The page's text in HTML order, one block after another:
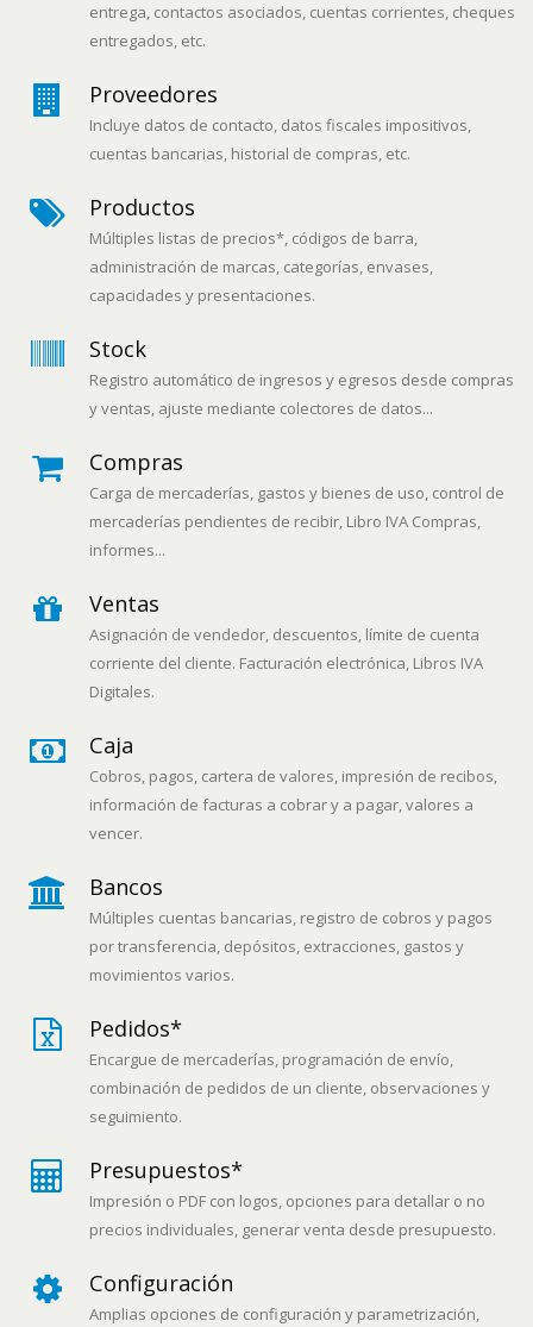
entrega, contactos asociados, cuentas corrientes, cheques
entregados, etc.
Proveedores
Incluye datos de contacto, datos fiscales impositivos,
cuentas bancarias, historial de compras, etc.
Productos
Múltiples listas de precios*, códigos de barra,
administración de marcas, categorías, envases,
capacidades y presentaciones.
Stock
Registro automático de ingresos y egresos desde compras
y ventas, ajuste mediante colectores de datos...
Compras
Carga de mercaderías, gastos y bienes de uso, control de
mercaderías pendientes de recibir, Libro IVA Compras,
informes...
Ventas
Asignación de vendedor, descuentos, límite de cuenta
corriente del cliente. Facturación electrónica, Libros IVA
Digitales.
Caja
Cobros, pagos, cartera de valores, impresión de recibos,
información de facturas a cobrar y a pagar, valores a
vencer.
Bancos
Múltiples cuentas bancarias, registro de cobros y pagos
por transferencia, depósitos, extracciones, gastos y
movimientos varios.
Pedidos*
Encargue de mercaderías, programación de envío,
combinación de pedidos de un cliente, observaciones y
seguimiento.
Presupuestos*
Impresión o PDF con logos, opciones para detallar o no
precios individuales, generar venta desde presupuesto.
Configuración
Amplias opciones de configuración y parametrización,